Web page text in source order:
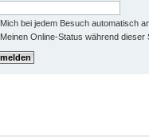
Mich bei jedem Besuch automatisch
Meinen Online-Status während dieser